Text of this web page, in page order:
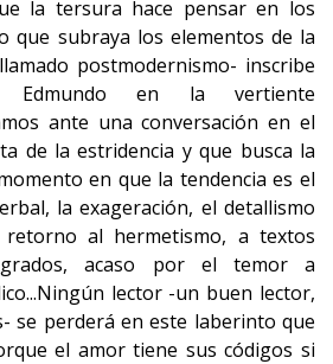
la tersura hace pensar en los
que subraya los elementos de la
postmodernismo- inscribe
en la vertiente
ante una conversación en el
de la estridencia y que busca la
en que la tendencia es el
la exageración, el detallismo
al hermetismo, a textos
acaso por el temor a
lector -un buen lector,
se perderá en este laberinto que
el amor tiene sus códigos si